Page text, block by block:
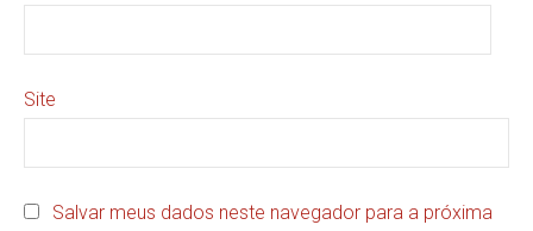
Site
Salvar meus dados neste navegador para a próxima